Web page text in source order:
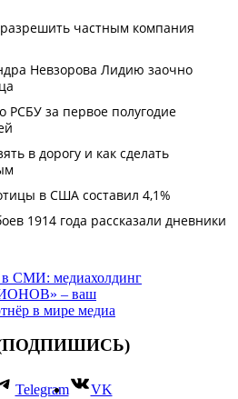
СМИ: медиахолдинг
– ваш
в мире медиа
Telegram VK